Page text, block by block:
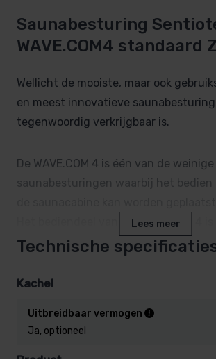
Saunabesturing
WAVE.COM4 standaard
Wellicht de mooiste, maar ook
en meest innovatieve
tegenwoordig verkrijgbaar is.
De WAVE.COM 4 is één van de weinige
saunabesturingen waarbij het bedien
Het bediendeel van de WAVE.COM 4 is
vormgegeven, en
Lees meer
Technische
Kachel
Uitbreidbaar vermogen
Ja, optioneel